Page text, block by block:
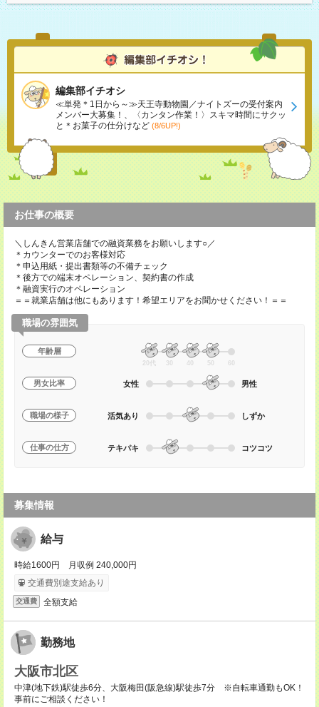
編集部イチオシ
≪単発＊1日から～≫天王寺動物園／ナイトズーの受付案内
メンバー大募集！、〈カンタン作業！〉スキマ時間にサクッ
と＊お菓子の仕分けなど (8/6UP!)
お仕事の概要
＼しんきん営業店舗での融資業務をお願いします○／
＊カウンターでのお客様対応
＊申込用紙・提出書類等の不備チェック
＊後方での端末オペレーション、契約書の作成
＊融資実行のオペレーション
＝＝就業店舗は他にもあります！希望エリアをお聞かせください！＝＝
職場の雰囲気
年齢層
20代 30 40 50 60
男女比率 女性 男性
職場の様子 活気あり しずか
仕事の仕方 テキパキ コツコツ
募集情報
給与
時給1600円 月収例 240,000円
交通費別途支給あり
交通費 全額支給
勤務地
大阪市北区
中津(地下鉄)駅徒歩6分、大阪梅田(阪急線)駅徒歩7分 ※自転車通勤もOK！
事前にご相談ください！